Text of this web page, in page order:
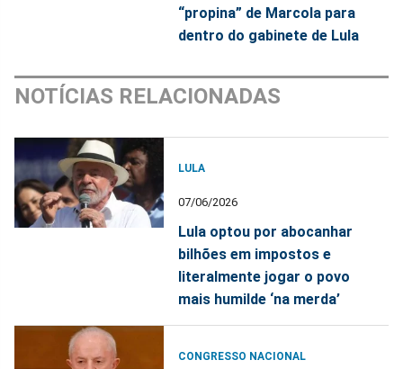
“propina” de Marcola para
dentro do gabinete de Lula
NOTÍCIAS RELACIONADAS
LULA
07/06/2026
Lula optou por abocanhar
bilhões em impostos e
literalmente jogar o povo
mais humilde ‘na merda’
CONGRESSO NACIONAL